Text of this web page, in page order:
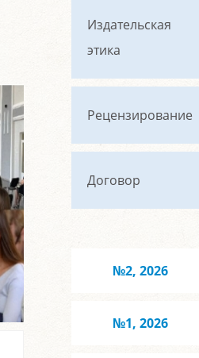
Издательская
этика
Рецензирование
Договор
№2, 2026
№1, 2026